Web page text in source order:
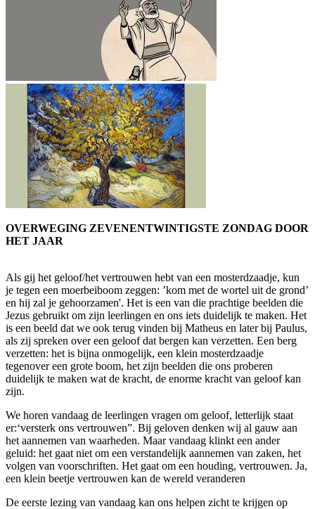
OVERWEGING ZEVENENTWINTIGSTE ZONDAG DOOR
HET JAAR
Als gij het geloof/het vertrouwen hebt van een mosterdzaadje, kun
je tegen een moerbeiboom zeggen: ’kom met de wortel uit de grond’
en hij zal je gehoorzamen'. Het is een van die prachtige beelden die
Jezus gebruikt om zijn leerlingen en ons iets duidelijk te maken. Het
is een beeld dat we ook terug vinden bij Matheus en later bij Paulus,
als zij spreken over een geloof dat bergen kan verzetten. Een berg
verzetten: het is bijna onmogelijk, een klein mosterdzaadje
tegenover een grote boom, het zijn beelden die ons proberen
duidelijk te maken wat de kracht, de enorme kracht van geloof kan
zijn.
We horen vandaag de leerlingen vragen om geloof, letterlijk staat
er:‘versterk ons vertrouwen”. Bij geloven denken wij al gauw aan
het aannemen van waarheden. Maar vandaag klinkt een ander
geluid: het gaat niet om een verstandelijk aannemen van zaken, het
volgen van voorschriften. Het gaat om een houding, vertrouwen. Ja,
een klein beetje vertrouwen kan de wereld veranderen
De eerste lezing van vandaag kan ons helpen zicht te krijgen op